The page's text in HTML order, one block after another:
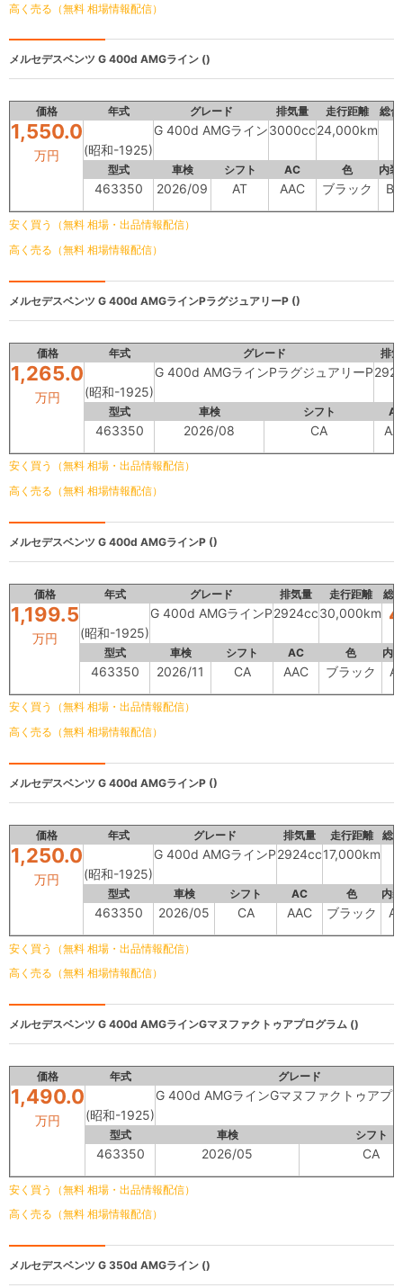
高く売る（無料 相場情報配信）
メルセデスベンツ G 400d AMGライン ()
価格 年式 グレード 排気量 走行距離 総
1,550.0
万円 (昭和-1925)
G 400d AMGライン3000cc24,000km
型式 車検 シフト AC 色 内装
463350 2026/09 AT AAC ブラック B
安く買う（無料 相場・出品情報配信）
高く売る（無料 相場情報配信）
メルセデスベンツ G 400d AMGラインPラグジュアリーP ()
価格 年式 グレード 排
1,265.0
万円 (昭和-1925)
G 400d AMGラインPラグジュアリーP
型式 車検 シフト
463350 2026/08 CA
安く買う（無料 相場・出品情報配信）
高く売る（無料 相場情報配信）
メルセデスベンツ G 400d AMGラインP ()
価格 年式 グレード 排気量 走行距離 総
1,199.5
万円 (昭和-1925)
G 400d AMGラインP2924cc30,000km
型式 車検 シフト AC 色 内装
463350 2026/11 CA AAC ブラック A
安く買う（無料 相場・出品情報配信）
高く売る（無料 相場情報配信）
メルセデスベンツ G 400d AMGラインP ()
価格 年式 グレード 排気量 走行距離 総
1,250.0
万円 (昭和-1925)
G 400d AMGラインP2924cc17,000km
型式 車検 シフト AC 色 内装
463350 2026/05 CA AAC ブラック A
安く買う（無料 相場・出品情報配信）
高く売る（無料 相場情報配信）
メルセデスベンツ G 400d AMGラインGマヌファクトゥアプログラム ()
価格 年式 グレード
1,490.0
万円 (昭和-1925)
G 400d AMGラインGマヌファクトゥアプ
型式 車検 シフト
463350 2026/05 CA
安く買う（無料 相場・出品情報配信）
高く売る（無料 相場情報配信）
メルセデスベンツ G 350d AMGライン ()